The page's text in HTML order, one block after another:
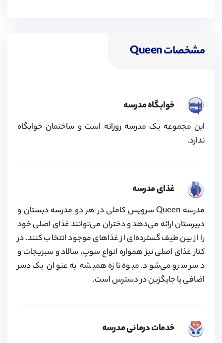
مشخصات Queen
خوابگاه مدرسه
این مجموعه یک مدرسه روزانه است و ساختمان خوابگاه
ندارد.
غذای مدرسه
مدرسه Queen سرویس کاملی در هر دو مدرسه دبستان و
دبیرستان ارائه می‌دهد و دختران می‌توانند غذای اصلی خود
را از بین طیف گسترده‌ای از غذاهای موجود انتخاب کنند. در
کنار غذای اصلی نیز همواره انواع سوپ، سالاد و سبزیجات و
دسر سرو می‌شود. میوه تازه همیشه به عنوان یک دسر
اضافی یا جایگزین در دسترس است.
خدمات درمانی مدرسه